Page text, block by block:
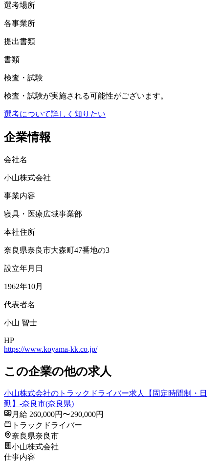
選考場所
各事業所
提出書類
書類
検査・試験
検査・試験が実施される可能性がございます。
選考について詳しく知りたい
企業情報
会社名
小山株式会社
事業内容
寝具・医療広域事業部
本社住所
奈良県奈良市大森町47番地の3
設立年月日
1962年10月
代表者名
小山 智士
HP
https://www.koyama-kk.co.jp/
この企業の他の求人
小山株式会社のトラックドライバー求人【固定時間制・日
勤】-奈良市(奈良県)
月給 260,000円〜290,000円
トラックドライバー
奈良県奈良市
小山株式会社
仕事内容